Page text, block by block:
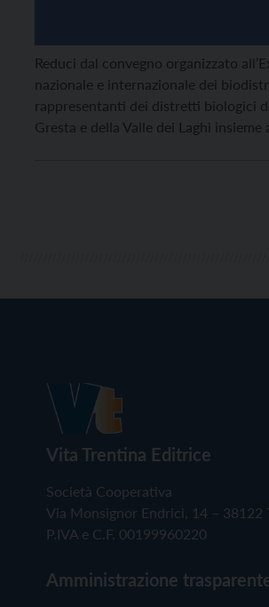
Reduci dal convegno organizzato
nazionale e internazionale dei
rappresentanti dei distretti biologici
Gresta e della Valle dei Laghi insieme
Vita Trentina Editrice
Società Cooperativa
Via Monsignor Endrici, 14 – 38122
P.IVA e C.F. 00199960220
Amministrazione